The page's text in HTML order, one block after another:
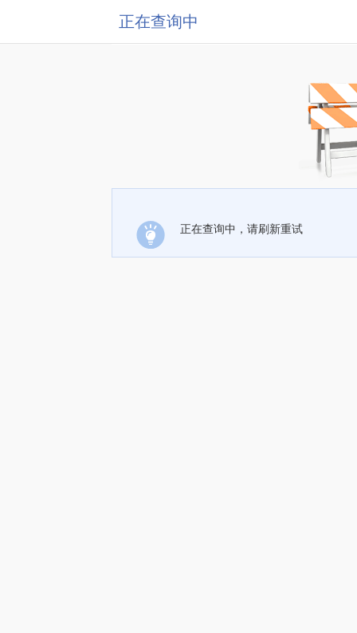
正在查询中
正在查询中，请刷新重试